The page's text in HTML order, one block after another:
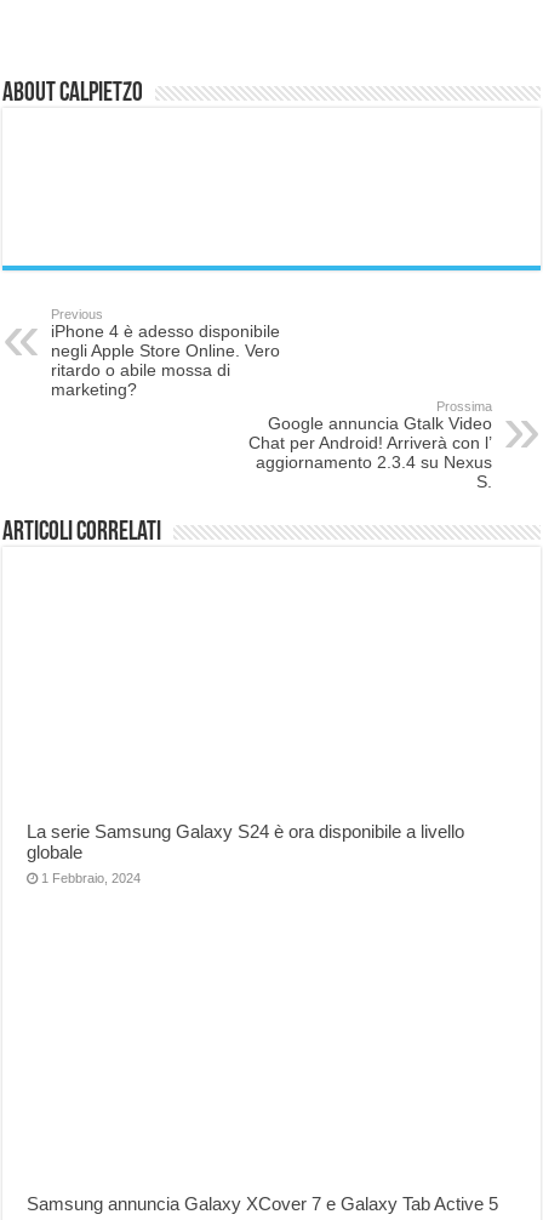
About Calpietzo
Previous
iPhone 4 è adesso disponibile
negli Apple Store Online. Vero
ritardo o abile mossa di
marketing?
Prossima
Google annuncia Gtalk Video
Chat per Android! Arriverà con l’
aggiornamento 2.3.4 su Nexus
S.
Articoli correlati
La serie Samsung Galaxy S24 è ora disponibile a livello
globale
1 Febbraio, 2024
Samsung annuncia Galaxy XCover 7 e Galaxy Tab Active 5